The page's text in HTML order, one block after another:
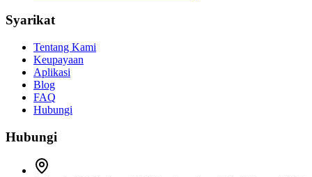
Syarikat
Tentang Kami
Keupayaan
Aplikasi
Blog
FAQ
Hubungi
Hubungi